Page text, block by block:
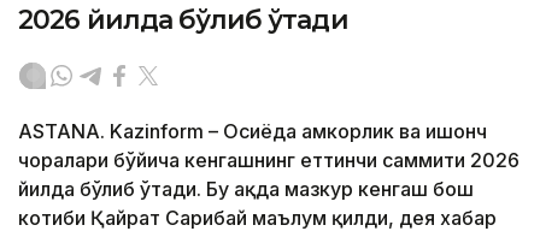
2026 йилда бўлиб ўтади
ASTANA. Kazinform – Осиёда ҳамкорлик ва ишонч
чоралари бўйича кенгашнинг еттинчи саммити 2026
йилда бўлиб ўтади. Бу ҳақда мазкур кенгаш бош
котиби Қайрат Сарибай маълум қилди, дея хабар